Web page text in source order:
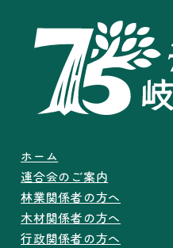
ホーム
連合会のご案内
林業関係者の方へ
木材関係者の方へ
行政関係者の方へ